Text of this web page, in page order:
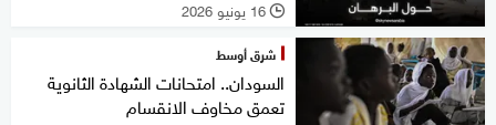
l 16 يونيو 2026
شرق أوسط
السودان.. امتحانات الشهادة الثانوية
تعمق مخاوف الانقسام